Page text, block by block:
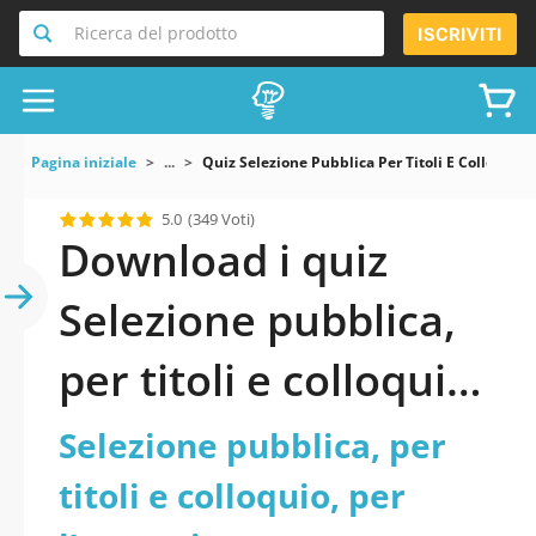
Ricerca del prodotto ISCRIVITI
Pagina iniziale ... Quiz Selezione Pubblica Per Titoli E Colloquio
5.0 (349 Voti)
Download i quiz
Selezione pubblica,
per titoli e colloquio,
per l’assunzione a
tempo pieno e
Selezione pubblica, per
titoli e colloquio, per